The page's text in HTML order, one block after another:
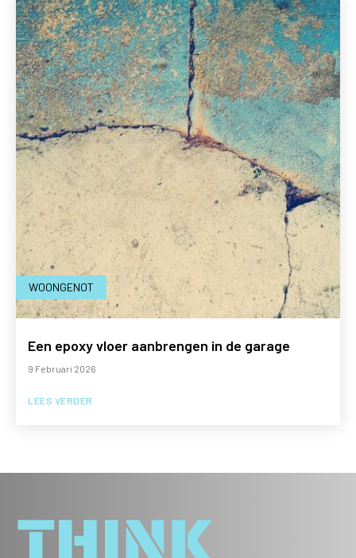
WOONGENOT
Een epoxy vloer aanbrengen in de garage
9 Februari 2026
LEES VERDER